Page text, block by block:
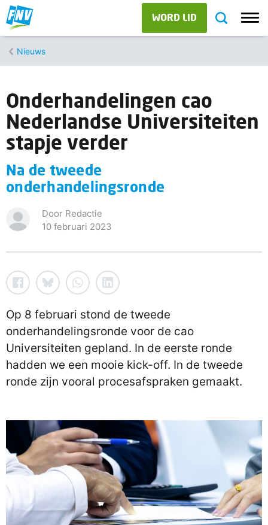
WORD LID
Nieuws
Onderhandelingen cao
Nederlandse Universiteiten
stapje verder
Na de tweede
onderhandelingsronde
Door Redactie
10 februari 2023
Op 8 februari stond de tweede
onderhandelingsronde voor de cao
Universiteiten gepland. In de eerste ronde
hadden we een mooie kick-off. In de tweede
ronde zijn vooral procesafspraken gemaakt.